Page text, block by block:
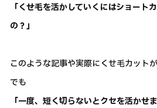
「くせ毛を活かしていくにはショート
の？」
このような記事や実際にくせ毛カット
でも
「一度、短く切らないとクセを活かせま